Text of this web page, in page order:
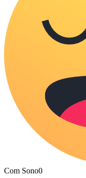
Com Sono0